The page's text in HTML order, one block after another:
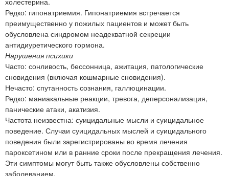
Редко: гипонатриемия. Гипонатриемия встречается
преимущественно у пожилых пациентов и может быть
обусловлена синдромом неадекватной секреции
антидиуретического гормона.
Нарушения психики
Часто: сонливость, бессонница, ажитация, патологические
сновидения (включая кошмарные сновидения).
Нечасто: спутанность сознания, галлюцинации.
Редко: маниакальные реакции, тревога, деперсонализация,
панические атаки, акатизия.
Частота неизвестна: суицидальные мысли и суицидальное
поведение. Случаи суицидальных мыслей и суицидального
поведения были зарегистрированы во время лечения
пароксетином или в ранние сроки после прекращения лечения.
Эти симптомы могут быть также обусловлены собственно
заболеванием.